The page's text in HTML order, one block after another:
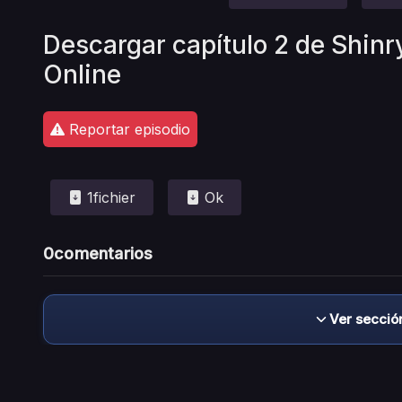
Descargar capítulo 2 de
Online
Reportar episodio
1fichier Ok
0comentarios
Ver